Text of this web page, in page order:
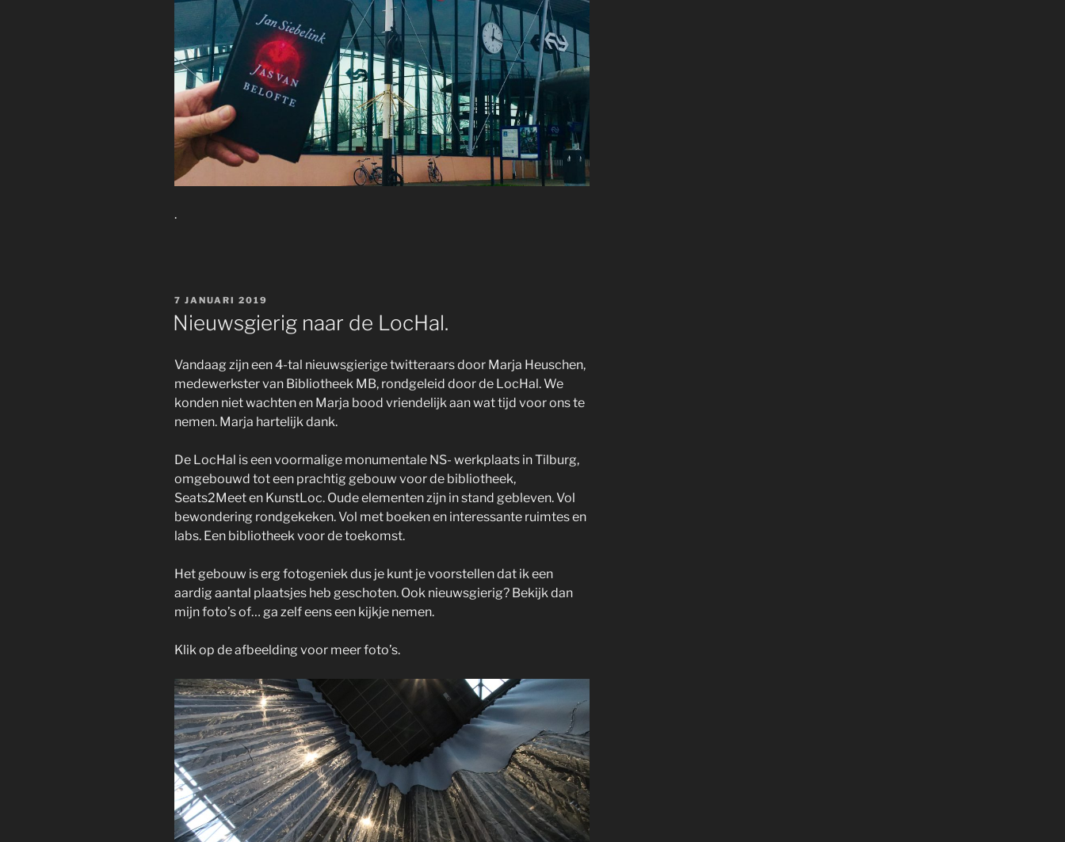
.
GEPLAATST
OP
7 JANUARI 2019
Nieuwsgierig naar de LocHal.
Vandaag zijn een 4-tal nieuwsgierige twitteraars door Marja Heuschen,
medewerkster van Bibliotheek MB, rondgeleid door de LocHal. We
konden niet wachten en Marja bood vriendelijk aan wat tijd voor ons te
nemen. Marja hartelijk dank.
De LocHal is een voormalige monumentale NS- werkplaats in Tilburg,
omgebouwd tot een prachtig gebouw voor de bibliotheek,
Seats2Meet en KunstLoc. Oude elementen zijn in stand gebleven. Vol
bewondering rondgekeken. Vol met boeken en interessante ruimtes en
labs. Een bibliotheek voor de toekomst.
Het gebouw is erg fotogeniek dus je kunt je voorstellen dat ik een
aardig aantal plaatsjes heb geschoten. Ook nieuwsgierig? Bekijk dan
mijn foto’s of… ga zelf eens een kijkje nemen.
Klik op de afbeelding voor meer foto’s.